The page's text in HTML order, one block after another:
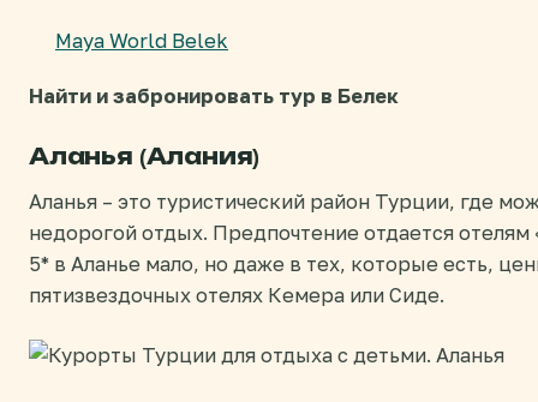
Maya World Belek
Найти и забронировать тур в Белек
Аланья (Алания)
Аланья – это туристический район Турции, где
недорогой отдых. Предпочтение отдается
5* в Аланье мало, но даже в тех, которые есть,
пятизвездочных отелях Кемера или Сиде.